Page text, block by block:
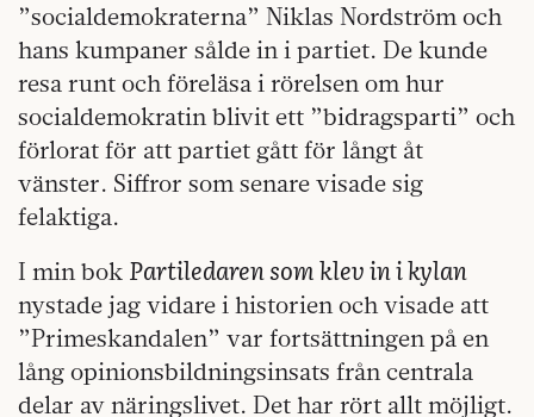
”socialdemokraterna” Niklas Nordström och
hans kumpaner sålde in i partiet. De kunde
resa runt och föreläsa i rörelsen om hur
socialdemokratin blivit ett ”bidragsparti” och
förlorat för att partiet gått för långt åt
vänster. Siffror som senare visade sig
felaktiga.
I min bok Partiledaren som klev in i kylan
nystade jag vidare i historien och visade att
”Primeskandalen” var fortsättningen på en
lång opinionsbildningsinsats från centrala
delar av näringslivet. Det har rört allt möjligt.